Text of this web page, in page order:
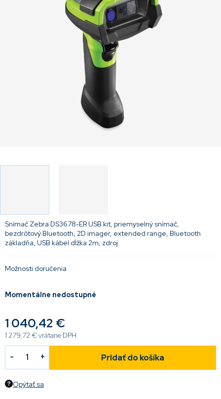
1 040,42 €
1 279,72 € vrátane DPH
Momentálne nedostupné
Možnosti doručenia
Pridať do košíka
Snímač Zebra DS3678-ER USB kit, priemyselný snímač,
bezdrôtový Bluetooth, 2D imager, extended range, Bluetooth
základňa, USB kábel dĺžka 2m, zdroj
Opýtať sa